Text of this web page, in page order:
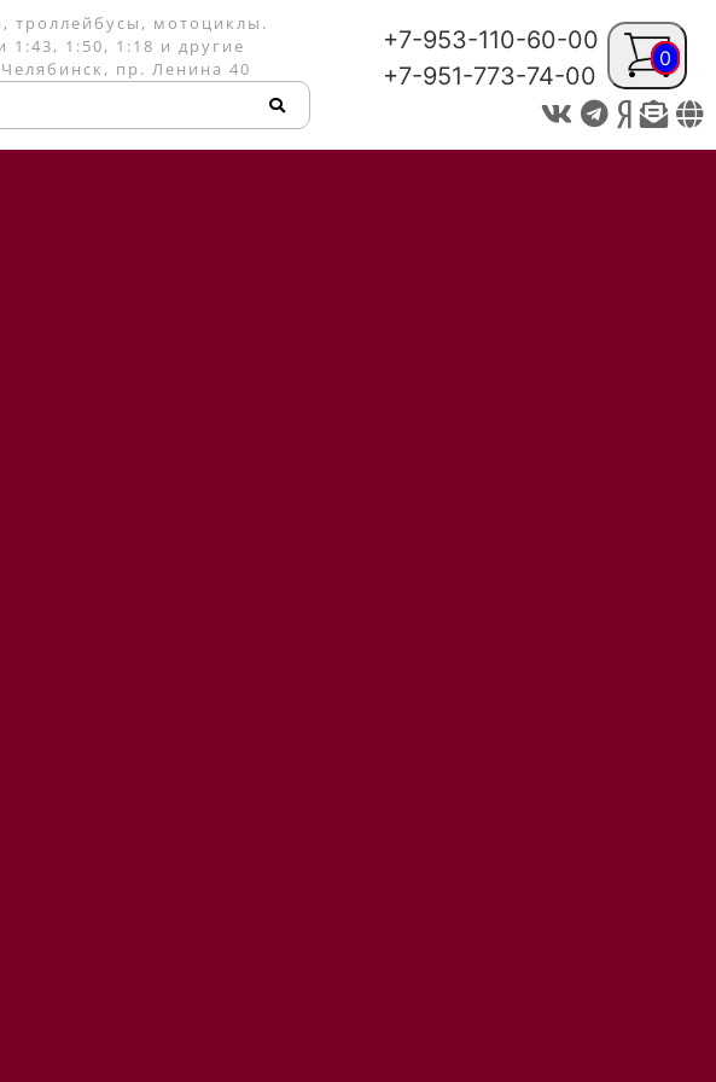
троллейбусы, мотоциклы.
1:50, 1:18 и другие
пр. Ленина 40
+7-953-110-60-00
+7-951-773-74-00
0